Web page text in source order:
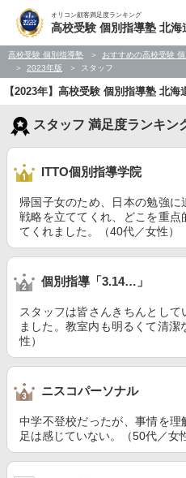
オリコン顧客満足度ランキング
高校受験 個別指導塾 北海
高校受験 個別指導塾
おすすめの高校受験
2023年版
スタッフ
【2023年】高校受験 個別指導塾 北
スタッフ 満足度ランキン
ITTO個別指導学院
帰国子女のため、日本の勉強に
戦略を立ててくれ、どこを重点
てくれました。（40代／女性）
個別指導「3.14…」
スタッフは皆さんきちんとし
ました。教室内も明るくて清
性）
ニスコパーソナル
中学不登校だったが、事情を
足は感じていない。（50代／女